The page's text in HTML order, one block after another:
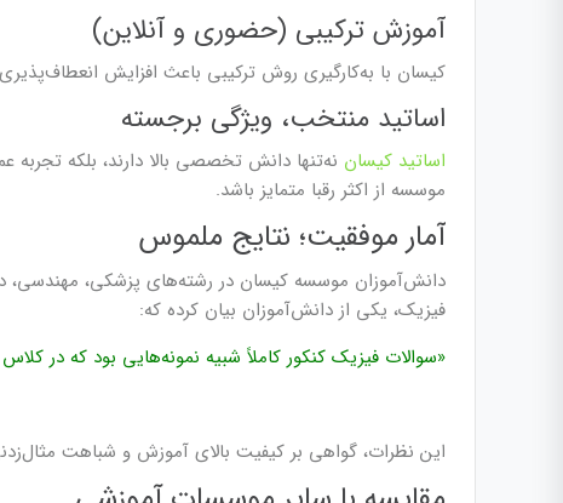
آموزش ترکیبی (حضوری و آنلاین)
کیسان با به‌کارگیری روش ترکیبی باعث افزایش
اساتید منتخب، ویژگی برجسته
اساتید کیسان نه‌تنها دانش تخصصی بالا دارند، بلکه
موسسه از اکثر رقبا متمایز باشد.
آمار موفقیت؛ نتایج ملموس
دانش‌آموزان موسسه کیسان در رشته‌های پزشکی، مهندسی،
فیزیک، یکی از دانش‌آموزان بیان کرده که:
«سوالات فیزیک کنکور کاملاً شبیه نمونه‌هایی بود که در
این نظرات، گواهی بر کیفیت بالای آموزش و شباهت